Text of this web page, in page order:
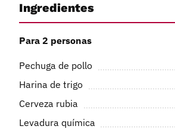
Ingredientes
Para 2 personas
Pechuga de pollo
Harina de trigo
Cerveza rubia
Levadura química